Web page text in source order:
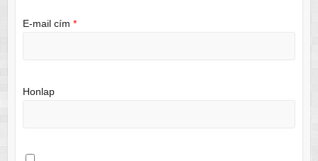
E-mail cím *
Honlap